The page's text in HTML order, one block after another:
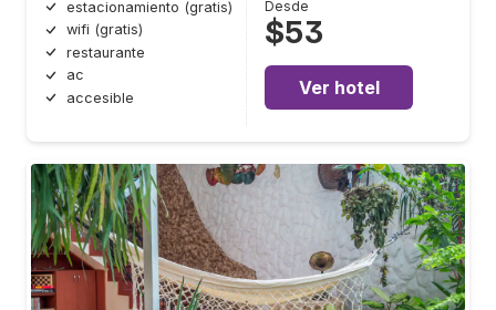
estacionamiento (gratis)
wifi (gratis)
restaurante
ac
accesible
Desde
$53
Ver hotel